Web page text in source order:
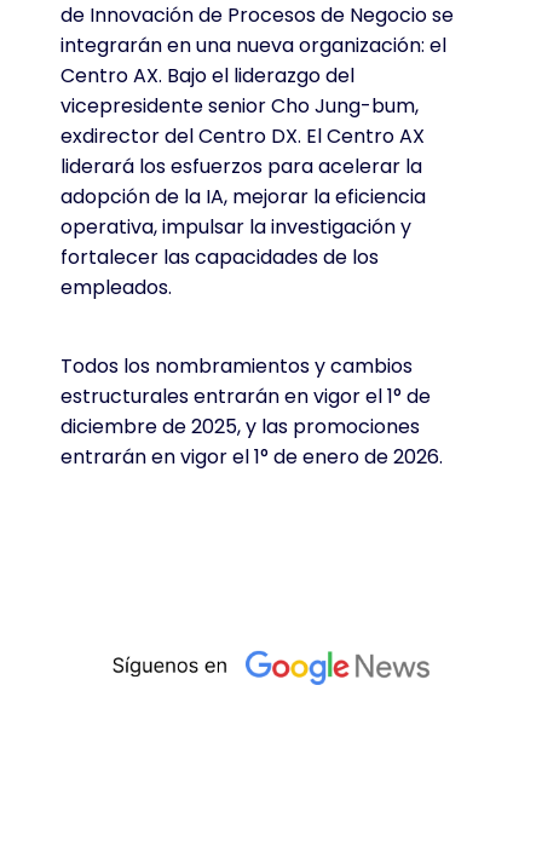
de Innovación de Procesos de Negocio se
integrarán en una nueva organización: el
Centro AX. Bajo el liderazgo del
vicepresidente senior Cho Jung-bum,
exdirector del Centro DX. El Centro AX
liderará los esfuerzos para acelerar la
adopción de la IA, mejorar la eficiencia
operativa, impulsar la investigación y
fortalecer las capacidades de los
empleados.
Todos los nombramientos y cambios
estructurales entrarán en vigor el 1° de
diciembre de 2025, y las promociones
entrarán en vigor el 1° de enero de 2026.